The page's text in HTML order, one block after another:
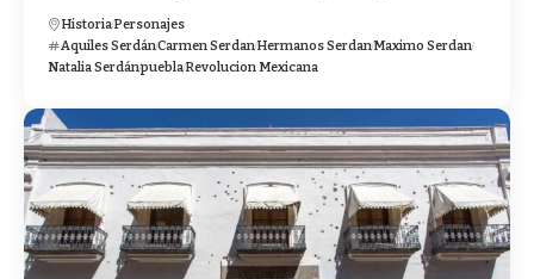
HistoriaPersonajes
Aquiles SerdánCarmen SerdanHermanos SerdanMaximo Serdan
Natalia SerdánpueblaRevolucion Mexicana